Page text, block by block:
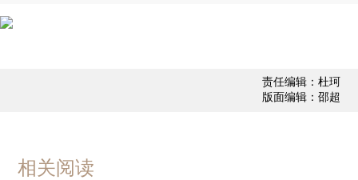
责任编辑：杜珂
版面编辑：邵超
相关阅读